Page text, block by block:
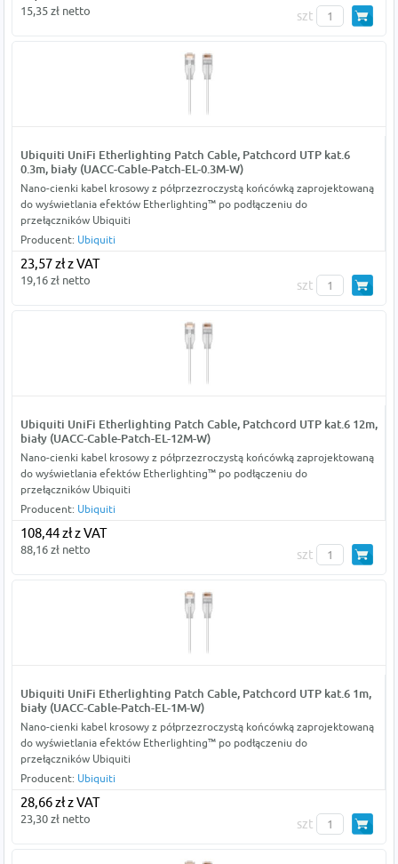
15,35 zł netto szt
Ubiquiti UniFi Etherlighting Patch Cable, Patchcord UTP kat.6
0.3m, biały (UACC-Cable-Patch-EL-0.3M-W)
Nano-cienki kabel krosowy z półprzezroczystą końcówką zaprojektowaną
do wyświetlania efektów Etherlighting™ po podłączeniu do
przełączników Ubiquiti
Producent: Ubiquiti
23,57 zł z VAT
19,16 zł netto szt
Ubiquiti UniFi Etherlighting Patch Cable, Patchcord UTP kat.6 12m,
biały (UACC-Cable-Patch-EL-12M-W)
Nano-cienki kabel krosowy z półprzezroczystą końcówką zaprojektowaną
do wyświetlania efektów Etherlighting™ po podłączeniu do
przełączników Ubiquiti
Producent: Ubiquiti
108,44 zł z VAT
88,16 zł netto szt
Ubiquiti UniFi Etherlighting Patch Cable, Patchcord UTP kat.6 1m,
biały (UACC-Cable-Patch-EL-1M-W)
Nano-cienki kabel krosowy z półprzezroczystą końcówką zaprojektowaną
do wyświetlania efektów Etherlighting™ po podłączeniu do
przełączników Ubiquiti
Producent: Ubiquiti
28,66 zł z VAT
23,30 zł netto szt